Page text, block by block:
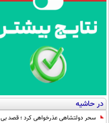
در حاشیه
سحر دولتشاهی عذرخواهی کرد ؛ قصد بی